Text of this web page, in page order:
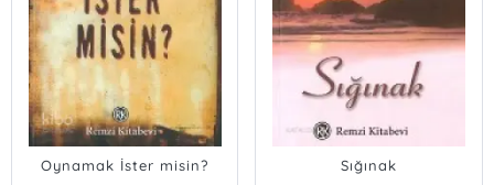
Oynamak İster misin? Sığınak